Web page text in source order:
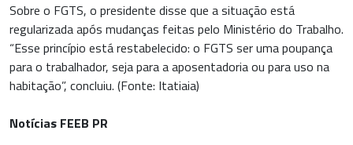
Sobre o FGTS, o presidente disse que a situação está
regularizada após mudanças feitas pelo Ministério do Trabalho.
“Esse princípio está restabelecido: o FGTS ser uma poupança
para o trabalhador, seja para a aposentadoria ou para uso na
habitação”, concluiu. (Fonte: Itatiaia)
Notícias FEEB PR